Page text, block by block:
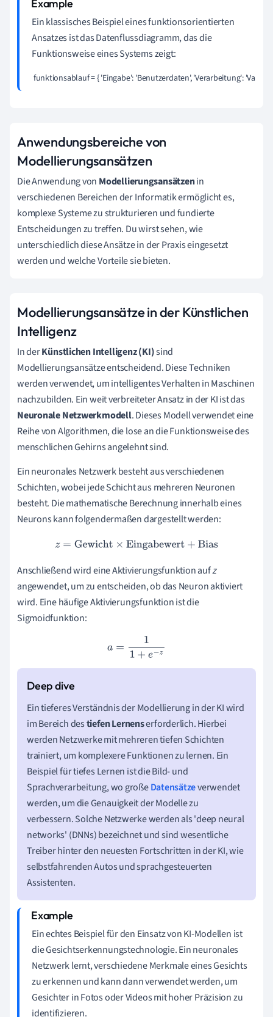
Ein klassisches Beispiel eines funktionsorientierten
Ansatzes ist das Datenflussdiagramm, das die
Funktionsweise eines Systems zeigt:
funktionsablauf = { 'Eingabe': 'Benutzerdaten', 'Verarbeitung':
Anwendungsbereiche von
Modellierungsansätzen
Die Anwendung von Modellierungsansätzenin
verschiedenen Bereichen der Informatik ermöglicht es,
komplexe Systeme zu strukturieren und fundierte
Entscheidungen zu treffen. Du wirst sehen, wie
unterschiedlich diese Ansätze in der Praxis eingesetzt
werden und welche Vorteile sie bieten.
Modellierungsansätze in der Künstlichen
Intelligenz
In derKünstlichen Intelligenz (KI)sind
Modellierungsansätze entscheidend. Diese Techniken
werden verwendet, um intelligentes Verhalten in Maschinen
nachzubilden. Ein weit verbreiteter Ansatz in der KI ist das
Neuronale Netzwerkmodell. Dieses Modell verwendet eine
Reihe von Algorithmen, die lose an die Funktionsweise des
menschlichen Gehirns angelehnt sind.
Ein neuronales Netzwerk besteht aus verschiedenen
Schichten, wobei jede Schicht aus mehreren Neuronen
besteht. Die mathematische Berechnung innerhalb eines
Neurons kann folgendermaßen dargestellt werden:
z=Gewicht× Eingabewert+Bias
Anschließend wird eine Aktivierungsfunktion aufz
angewendet, um zu entscheiden, ob das Neuron aktiviert
wird. Eine häufige Aktivierungsfunktion ist die
Sigmoidfunktion:
a= 11+e−z
Ein tieferes Verständnis der Modellierung in der KI wird
im Bereich destiefen Lernenserforderlich. Hierbei
werden Netzwerke mit mehreren tiefen Schichten
trainiert, um komplexere Funktionen zu lernen. Ein
Beispiel für tiefes Lernen ist die Bild- und
Sprachverarbeitung, wo großeDatensätzeverwendet
werden, um die Genauigkeit der Modelle zu
verbessern. Solche Netzwerke werden als 'deep neural
networks' (DNNs) bezeichnet und sind wesentliche
Treiber hinter den neuesten Fortschritten in der KI, wie
selbstfahrenden Autos und sprachgesteuerten
Assistenten.
Ein echtes Beispiel für den Einsatz von KI-Modellen ist
die Gesichtserkennungstechnologie. Ein neuronales
Netzwerk lernt, verschiedene Merkmale eines Gesichts
zu erkennen und kann dann verwendet werden, um
Gesichter in Fotos oder Videos mit hoher Präzision zu
identifizieren.